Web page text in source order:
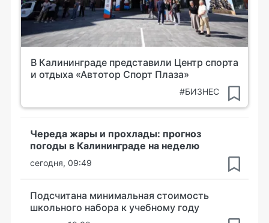
В Калининграде представили Центр спорта
и отдыха «Автотор Спорт Плаза»
#БИЗНЕС
Череда жары и прохлады: прогноз
погоды в Калининграде на неделю
сегодня, 09:49
Подсчитана минимальная стоимость
школьного набора к учебному году